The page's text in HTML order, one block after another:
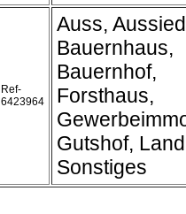
Ref-
6423964
Auss,
Bauernhaus,
Bauernhof,
Forsthaus,
Gutshof,
Sonstiges